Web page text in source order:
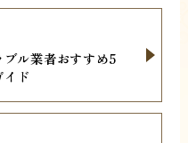
ル業者おすすめ5
ド